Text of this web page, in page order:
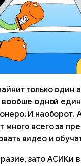
только один
одной
И наоборот.
всего за
видео и
зато АСИКи